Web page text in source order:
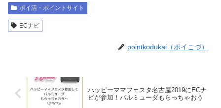
ポイ活・ポイントサイト
ECナビ
pointkodukai（ポイこづ）
ハッピーママフェスタ名古屋2019にECナ
ビが参加！バルミューダもらっちゃおう